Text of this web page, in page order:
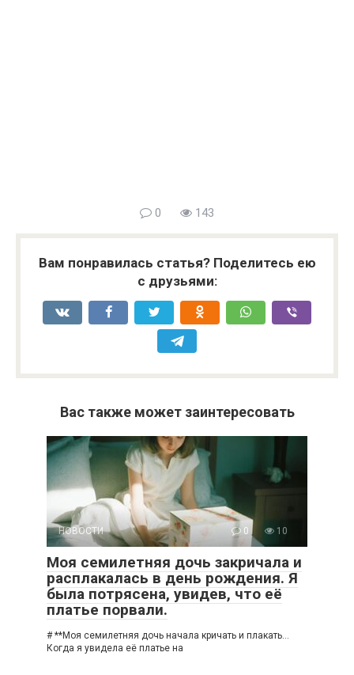
0 143
Вам понравилась статья? Поделитесь ею
с друзьями:
Вас также может заинтересовать
НОВОСТИ 0 10
Моя семилетняя дочь закричала и
расплакалась в день рождения. Я
была потрясена, увидев, что её
платье порвали.
# **Моя семилетняя дочь начала кричать и плакать…
Когда я увидела её платье на